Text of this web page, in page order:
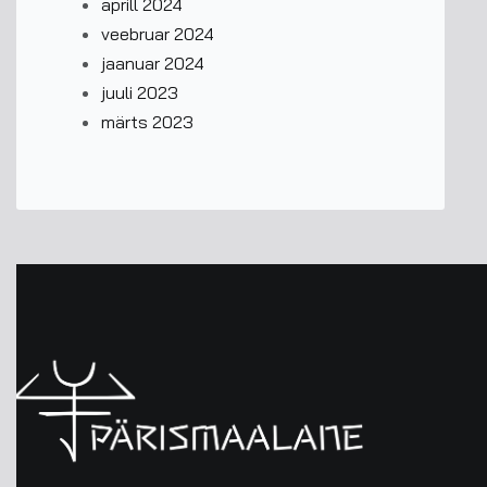
aprill 2024
veebruar 2024
jaanuar 2024
juuli 2023
märts 2023